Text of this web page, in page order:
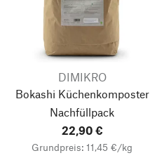
DIMIKRO
Bokashi Küchenkomposter
Nachfüllpack
22,90 €
Grundpreis: 11,45 €/kg